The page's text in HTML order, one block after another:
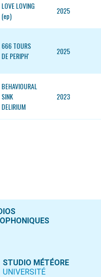
LOVE LOVING
(ep)
2025
666 TOURS
DE PERIPH'
2025
BEHAVIOURAL
SINK
DELIRIUM
2023
STUDIO MÉTÉORE
UNIVERSITÉ